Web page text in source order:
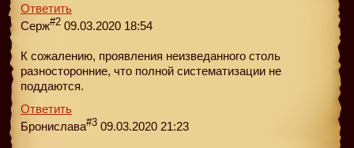
Ответить
Серж#2 09.03.2020 18:54
К сожалению, проявления неизведанного столь
разносторонние, что полной систематизации не
поддаются.
Ответить
Бронислава#3 09.03.2020 21:23